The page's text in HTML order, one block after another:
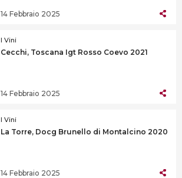
14 Febbraio 2025
I Vini
Cecchi, Toscana Igt Rosso Coevo 2021
14 Febbraio 2025
I Vini
La Torre, Docg Brunello di Montalcino 2020
14 Febbraio 2025